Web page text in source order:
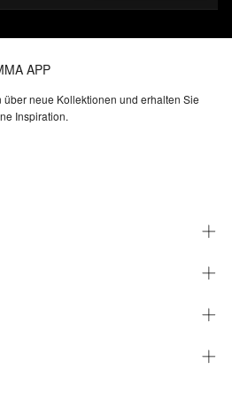
APP
neue Kollektionen und erhalten Sie
Inspiration.